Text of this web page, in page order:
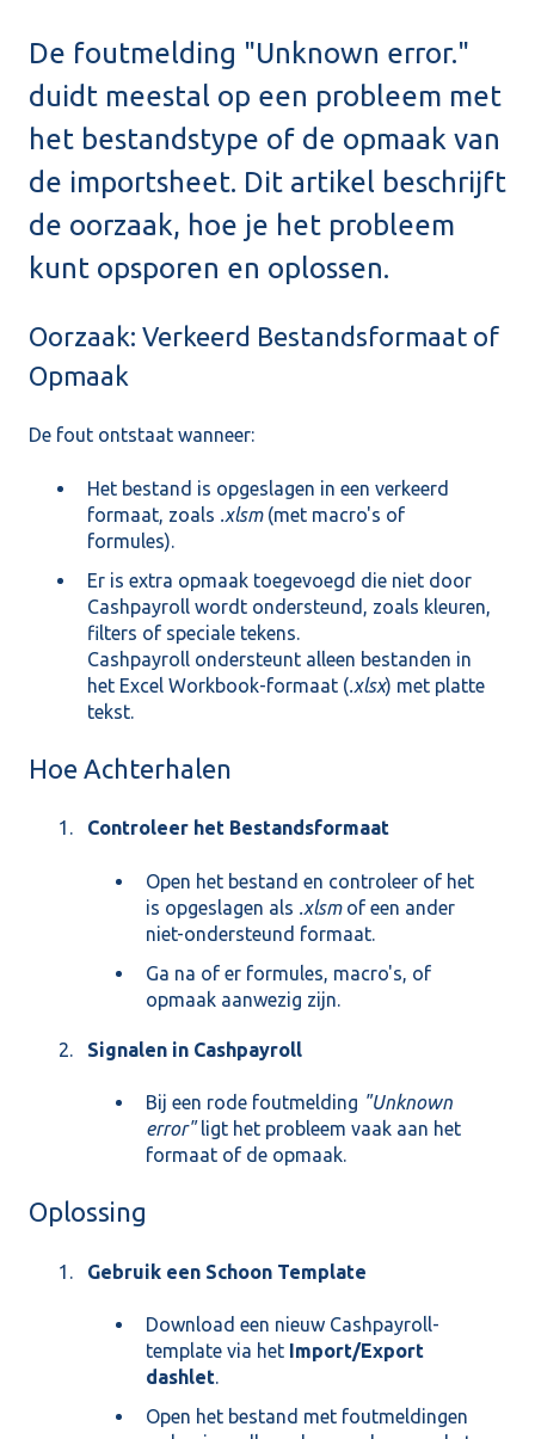
De foutmelding "Unknown error."
duidt meestal op een probleem met
het bestandstype of de opmaak van
de importsheet. Dit artikel beschrijft
de oorzaak, hoe je het probleem
kunt opsporen en oplossen.
Oorzaak: Verkeerd Bestandsformaat of
Opmaak
De fout ontstaat wanneer:
Het bestand is opgeslagen in een verkeerd
formaat, zoals .xlsm(met macro's of
formules).
Er is extra opmaak toegevoegd die niet door
Cashpayroll wordt ondersteund, zoals kleuren,
filters of speciale tekens.
Cashpayroll ondersteunt alleen bestanden in
het Excel Workbook-formaat (.xlsx) met platte
tekst.
Hoe Achterhalen
Controleer het Bestandsformaat
Open het bestand en controleer of het
is opgeslagen als .xlsmof een ander
niet-ondersteund formaat.
Ga na of er formules, macro's, of
opmaak aanwezig zijn.
Signalen in Cashpayroll
Bij een rode foutmelding "Unknown
error"ligt het probleem vaak aan het
formaat of de opmaak.
Oplossing
Gebruik een Schoon Template
Download een nieuw Cashpayroll-
template via het Import/Export
dashlet.
Open het bestand met foutmeldingen